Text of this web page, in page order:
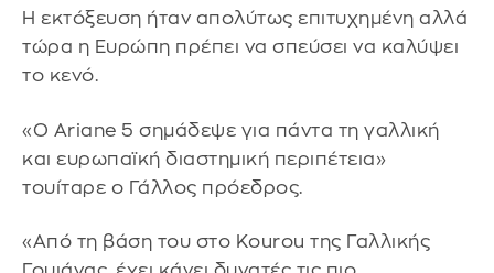
Η εκτόξευση ήταν απολύτως επιτυχημένη αλλά
τώρα η Ευρώπη πρέπει να σπεύσει να καλύψει
το κενό.
«Ο Ariane 5 σημάδεψε για πάντα τη γαλλική
και ευρωπαϊκή διαστημική περιπέτεια»
τουίταρε ο Γάλλος πρόεδρος.
«Από τη βάση του στο Kourou της Γαλλικής